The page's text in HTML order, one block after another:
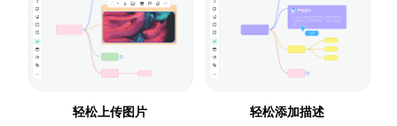
轻松上传图片 轻松添加描述